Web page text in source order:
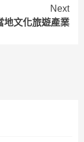
Next
地文化旅遊產業